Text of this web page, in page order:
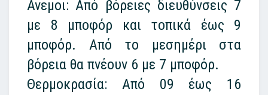
Ανεμοι: Από βόρειες διευθύνσεις 7
με 8 μποφόρ και τοπικά έως 9
μποφόρ. Από το μεσημέρι στα
βόρεια θα πνέουν 6 με 7 μποφόρ.
Θερμοκρασία: Από 09 έως 16